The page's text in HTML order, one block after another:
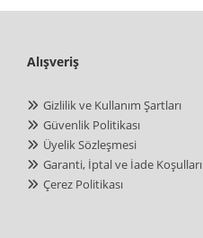
Alışveriş
Gizlilik ve Kullanım Şartları
Güvenlik Politikası
Üyelik Sözleşmesi
Garanti, İptal ve İade Koşulları
Çerez Politikası